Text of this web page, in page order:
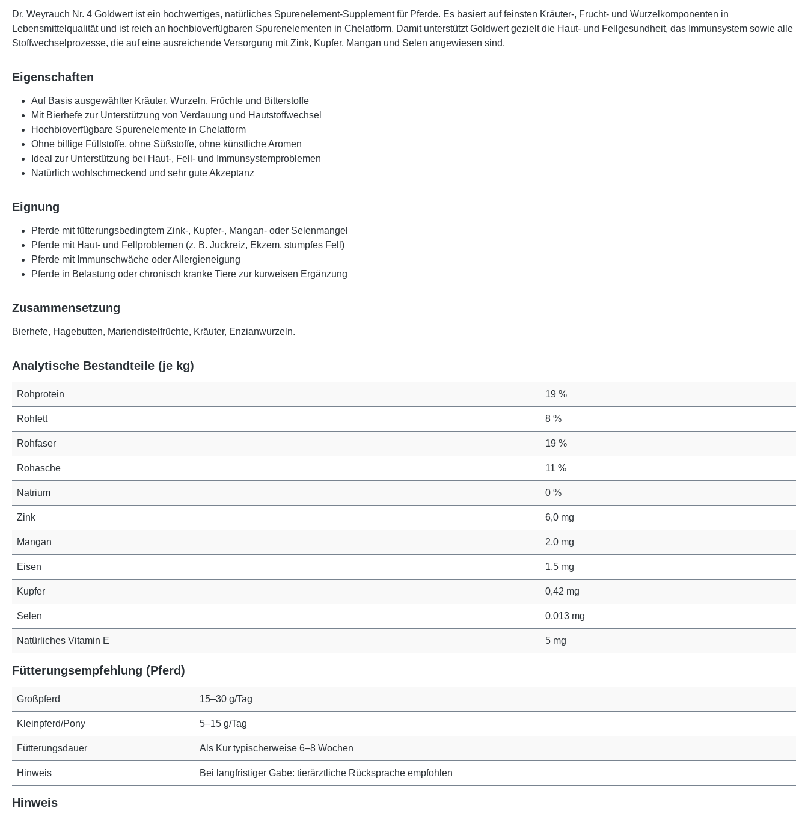
Dr. Weyrauch Nr. 4 Goldwertist ein hochwertiges, natürliches Spurenelement-Supplement für Pferde. Es basiert auf feinsten Kräuter-, Frucht- und Wurzelkomponenten in
Lebensmittelqualität und ist reich an hochbioverfügbaren Spurenelementen in Chelatform. Damit unterstützt Goldwert gezielt die Haut- und Fellgesundheit, das Immunsystem sowie alle
Stoffwechselprozesse, die auf eine ausreichende Versorgung mit Zink, Kupfer, Mangan und Selen angewiesen sind.
Eigenschaften
Auf Basis ausgewählter Kräuter, Wurzeln, Früchte und Bitterstoffe
Mit Bierhefe zur Unterstützung von Verdauung und Hautstoffwechsel
Hochbioverfügbare Spurenelemente in Chelatform
Ohne billige Füllstoffe, ohne Süßstoffe, ohne künstliche Aromen
Ideal zur Unterstützung bei Haut-, Fell- und Immunsystemproblemen
Natürlich wohlschmeckend und sehr gute Akzeptanz
Eignung
Pferde mit fütterungsbedingtem Zink-, Kupfer-, Mangan- oder Selenmangel
Pferde mit Haut- und Fellproblemen (z. B. Juckreiz, Ekzem, stumpfes Fell)
Pferde mit Immunschwäche oder Allergieneigung
Pferde in Belastung oder chronisch kranke Tiere zur kurweisen Ergänzung
Zusammensetzung
Bierhefe, Hagebutten, Mariendistelfrüchte, Kräuter, Enzianwurzeln.
Analytische Bestandteile (je kg)
Rohprotein 19 %
Rohfett 8 %
Rohfaser 19 %
Rohasche 11 %
Natrium 0 %
Zink 6,0 mg
Mangan 2,0 mg
Eisen 1,5 mg
Kupfer 0,42 mg
Selen 0,013 mg
Natürliches Vitamin E 5 mg
Fütterungsempfehlung (Pferd)
Großpferd 15–30 g/Tag
Kleinpferd/Pony 5–15 g/Tag
Fütterungsdauer Als Kur typischerweise 6–8 Wochen
Hinweis Bei langfristiger Gabe: tierärztliche Rücksprache empfohlen
Hinweis